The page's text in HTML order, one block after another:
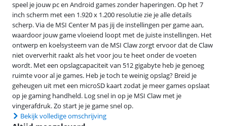
speel je jouw pc en Android games zonder haperingen. Op het 7
inch scherm met een 1.920 x 1.200 resolutie zie je alle details
scherp. Via de MSI Center M pas jij de instellingen per game aan,
waardoor jouw game vloeiend loopt met de juiste instellingen. Het
ontwerp en koelsysteem van de MSI Claw zorgt ervoor dat de Claw
niet oververhit raakt als het voor jou te heet onder de voeten
wordt. Met een opslagcapaciteit van 512 gigabyte heb je genoeg
ruimte voor al je games. Heb je toch te weinig opslag? Breid je
geheugen uit met een microSD kaart zodat je meer games opslaat
op je gaming handheld. Log snel in op je MSI Claw met je
vingerafdruk. Zo start je je game snel op.
Bekijk volledige omschrijving